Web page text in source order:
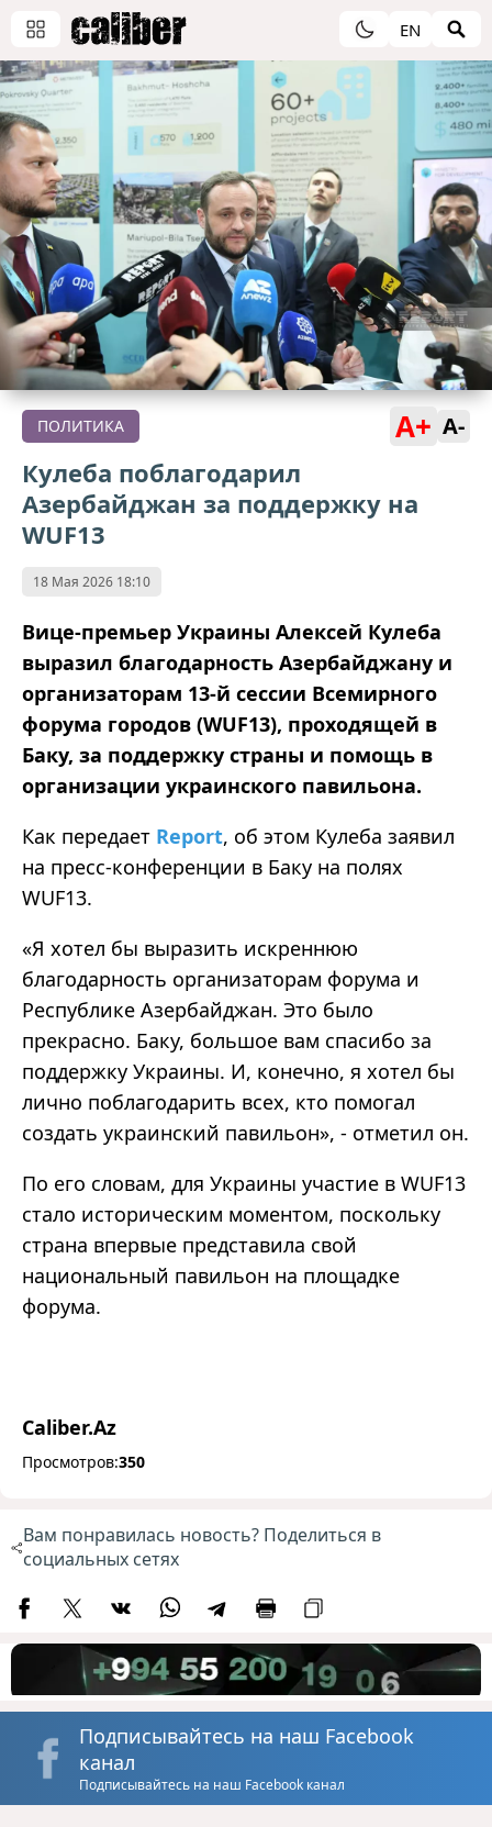
EN
ПОЛИТИКА A+ A-
Кулеба поблагодарил
Азербайджан за поддержку на
WUF13
18 Мая 2026 18:10
Вице-премьер Украины Алексей Кулеба
выразил благодарность Азербайджану и
организаторам 13-й сессии Всемирного
форума городов (WUF13), проходящей в
Баку, за поддержку страны и помощь в
организации украинского павильона.
Как передает Report, об этом Кулеба заявил
на пресс-конференции в Баку на полях
WUF13.
«Я хотел бы выразить искреннюю
благодарность организаторам форума и
Республике Азербайджан. Это было
прекрасно. Баку, большое вам спасибо за
поддержку Украины. И, конечно, я хотел бы
лично поблагодарить всех, кто помогал
создать украинский павильон», - отметил он.
По его словам, для Украины участие в WUF13
стало историческим моментом, поскольку
страна впервые представила свой
национальный павильон на площадке
форума.
Caliber.Az
Просмотров:350
Вам понравилась новость? Поделиться в
социальных сетях
Подписывайтесь на наш Facebook
канал
Подписывайтесь на наш Facebook канал